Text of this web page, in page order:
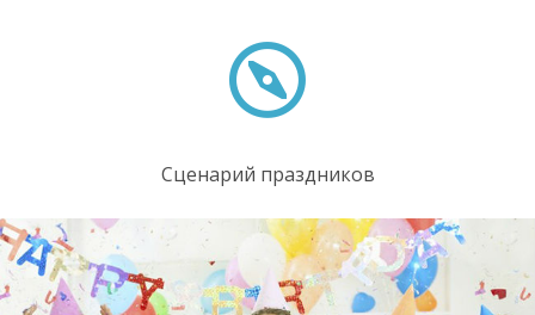
Сценарий праздников